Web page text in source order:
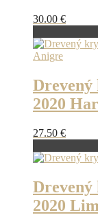
30.00 €
Drevený
2020
27.50 €
Drevený
2020